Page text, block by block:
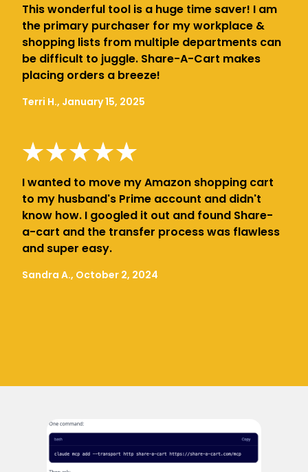
This wonderful tool is a huge time saver! I am
the primary purchaser for my workplace &
shopping lists from multiple departments can
be difficult to juggle. Share-A-Cart makes
placing orders a breeze!
Terri H., January 15, 2025
I wanted to move my Amazon shopping cart
to my husband's Prime account and didn't
know how. I googled it out and found Share-
a-cart and the transfer process was flawless
and super easy.
Sandra A., October 2, 2024